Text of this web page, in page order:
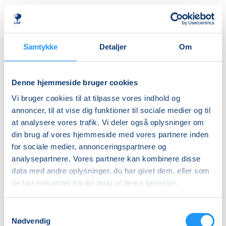
Samtykke Detaljer Om
Denne hjemmeside bruger cookies
Vi bruger cookies til at tilpasse vores indhold og
annoncer, til at vise dig funktioner til sociale medier og til
at analysere vores trafik. Vi deler også oplysninger om
din brug af vores hjemmeside med vores partnere inden
for sociale medier, annonceringspartnere og
analysepartnere. Vores partnere kan kombinere disse
data med andre oplysninger, du har givet dem, eller som
de har indsamlet fra din brug af deres tjenester.
Nødvendig
Vi bruger blandt andet rasleæg, tørklæder, bolde,
tæpper, faldskærm og andre spændende rekvisitter,
som inviterer til leg, bevægelse og nysgerrighed.
Aktiviteterne tilpasses børnenes alder og udvikling,
så alle kan være med – uanset forudsætninger.
Rytmik bygger både på nye oplevelser og
genkendelse. De velkendte sange, lege og
bevægelser skaber en tryg ramme, hvor barnet kan
føle sig hjemme, deltage aktivt og udvikle sig i sit eget
tempo.
Undervejs får I inspiration til enkle og sjove
bevægelseslege, som kan tages med hjem og skabe
hyggelige stunder i hverdagen.
fyldt med glæde, nærvær og fællesskab med andre
DKK 916,00
Ledig-KBH
DKK 852,00
Ledig-FRB
DKK 852,00
Studerende-FRB
DKK 868,00
Unge (18-25 år)-KBH
DKK 852,00
Info
Nummer